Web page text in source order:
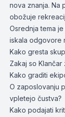
nova znanja. Na
obožuje
Osrednja tema
iskala odgovore
Kako gresta
Zakaj so
Kako graditi
O zaposlovanju
vpletejo čustva?
Kako podajati